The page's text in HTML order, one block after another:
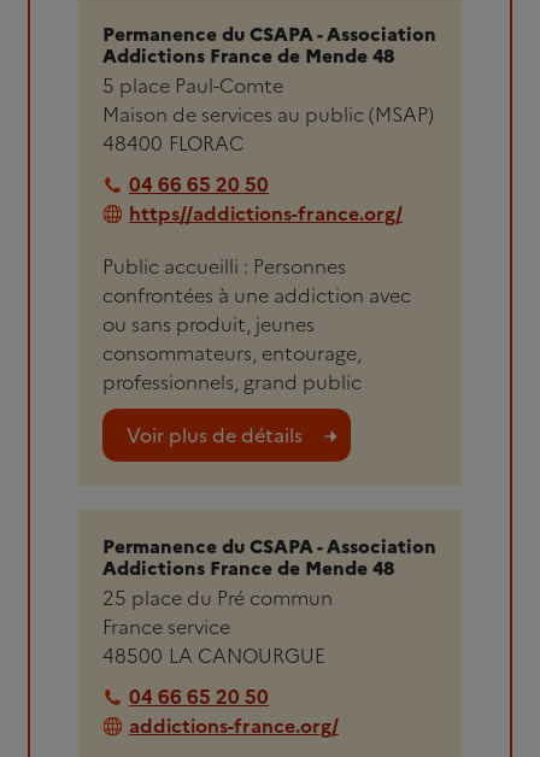
Permanence du CSAPA - Association
Addictions France de Mende 48
5 place Paul-Comte
Maison de services au public (MSAP)
48400 FLORAC
04 66 65 20 50
https//addictions-france.org/
Public accueilli : Personnes
confrontées à une addiction avec
ou sans produit, jeunes
consommateurs, entourage,
professionnels, grand public
Voir plus de détails
Permanence du CSAPA - Association
Addictions France de Mende 48
25 place du Pré commun
France service
48500 LA CANOURGUE
04 66 65 20 50
addictions-france.org/